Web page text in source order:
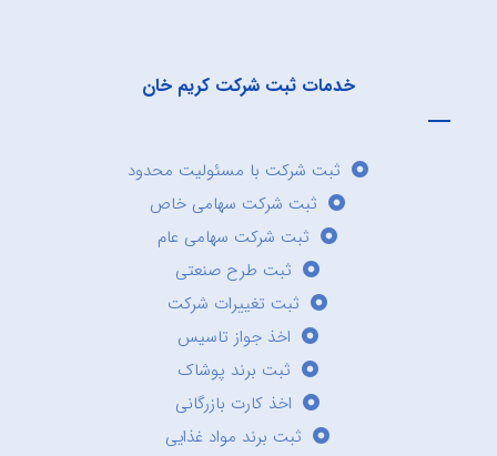
خدمات ثبت شرکت کریم خان
ثبت شرکت با مسئولیت محدود
ثبت شرکت سهامی خاص
ثبت شرکت سهامی عام
ثبت طرح صنعتی
ثبت تغییرات شرکت
اخذ جواز تاسیس
ثبت برند پوشاک
اخذ کارت بازرگانی
ثبت برند مواد غذایی